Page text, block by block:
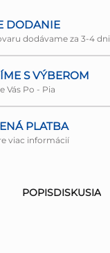
DODANIE
dodávame za 3-4 dni
S VÝBEROM
Vás Po - Pia
PLATBA
viac informácií
POPISDISKUSIA